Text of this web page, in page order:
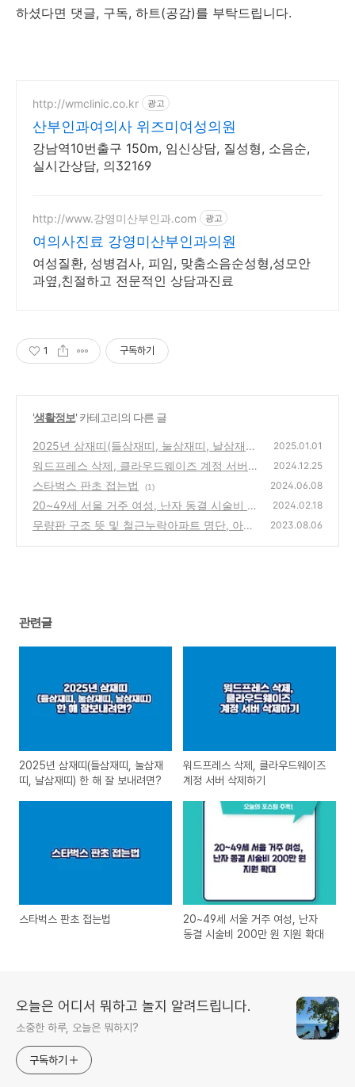
하셨다면 댓글, 구독, 하트(공감)를 부탁드립니다.
http://wmclinic.co.kr 광고
산부인과여의사 위즈미여성의원
강남역10번출구 150m, 임신상담, 질성형, 소음순,
실시간상담, 의32169
http://www.강영미산부인과.com 광고
여의사진료 강영미산부인과의원
여성질환, 성병검사, 피임, 맞춤소음순성형,성모안
과옆,친절하고 전문적인 상담과진료
1 구독하기
'생활정보' 카테고리의 다른 글
2025년 삼재띠(들삼재띠, 눌삼재띠, 날삼재
띠) 한 해 잘 보내려면?
(6)
2025.01.01
워드프레스 삭제, 클라우드웨이즈 계정 서버
삭제하기
(5)
2024.12.25
스타벅스 판초 접는법 (1) 2024.06.08
20~49세 서울 거주 여성, 난자 동결 시술비 2
00만 원 지원 확대
(2)
2024.02.18
무량판 구조 뜻 및 철근누락아파트 명단, 아파
2023.08.06
관련글
2025년 삼재띠(들삼재띠, 눌삼재
띠, 날삼재띠) 한 해 잘 보내려면?
워드프레스 삭제, 클라우드웨이즈
계정 서버 삭제하기
스타벅스 판초 접는법
20~49세 서울 거주 여성, 난자
동결 시술비 200만 원 지원 확대
오늘은 어디서 뭐하고 놀지 알려드립니다.
소중한 하루, 오늘은 뭐하지?
구독하기